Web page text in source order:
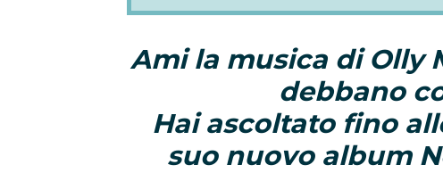
Ami la musica di Olly
debbano
Hai ascoltato fino
suo nuovo album